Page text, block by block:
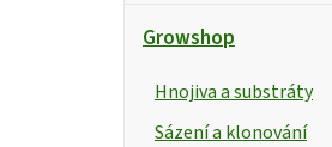
Growshop
Hnojiva a substráty
Sázení a klonování